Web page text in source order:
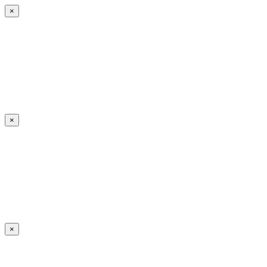
×
×
×